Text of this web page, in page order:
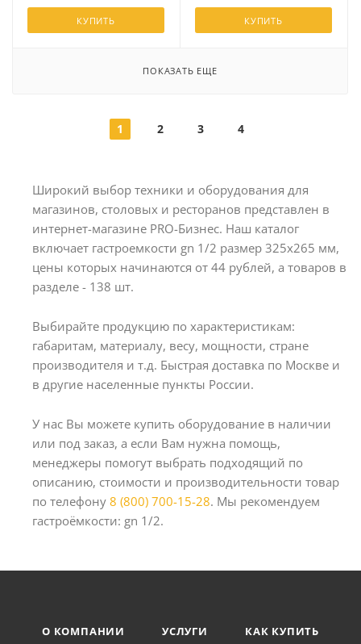
КУПИТЬ КУПИТЬ
ПОКАЗАТЬ ЕЩЕ
1 2 3 4
Широкий выбор техники и оборудования для
магазинов, столовых и ресторанов представлен в
интернет-магазине PRO-Бизнес. Наш каталог
включает гастроемкости gn 1/2 размер 325х265 мм,
цены которых начинаются от 44 рублей, а товаров в
разделе - 138 шт.
Выбирайте продукцию по характеристикам:
габаритам, материалу, весу, мощности, стране
производителя и т.д. Быстрая доставка по Москве и
в другие населенные пункты России.
У нас Вы можете купить оборудование в наличии
или под заказ, а если Вам нужна помощь,
менеджеры помогут выбрать подходящий по
описанию, стоимости и производительности товар
по телефону 8 (800) 700-15-28. Мы рекомендуем
гастроёмкости: gn 1/2.
О КОМПАНИИ УСЛУГИ
КАК КУПИТЬ